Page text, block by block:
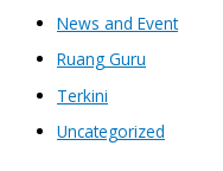
News and Event
Ruang Guru
Terkini
Uncategorized